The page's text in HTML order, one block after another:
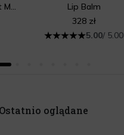
Peeling-maska do ust Malina
Lip Balm
328 zł
5.00/ 5.00
Ostatnio oglądane